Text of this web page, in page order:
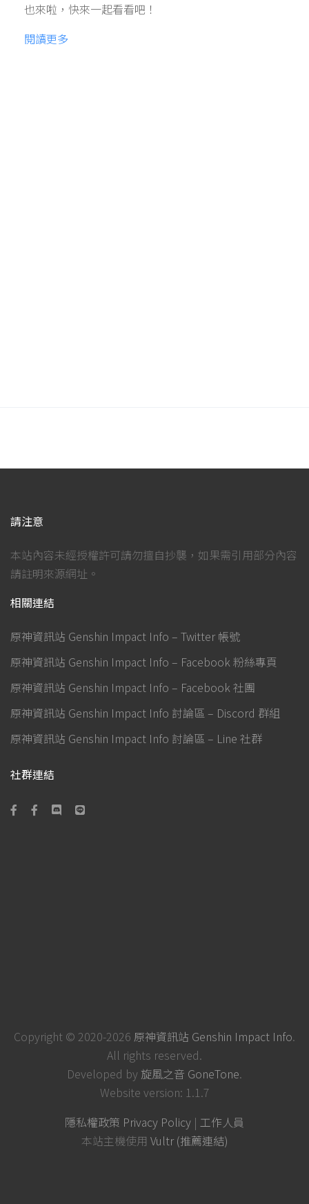
也來啦，快來一起看看吧！
閱讀更多
請注意
本站內容未經授權許可請勿擅自抄襲，如果需引用部分內容
請註明來源網址。
相關連結
原神資訊站 Genshin Impact Info – Twitter 帳號
原神資訊站 Genshin Impact Info – Facebook 粉絲專頁
原神資訊站 Genshin Impact Info – Facebook 社團
原神資訊站 Genshin Impact Info 討論區 – Discord 群組
原神資訊站 Genshin Impact Info 討論區 – Line 社群
社群連結
Copyright © 2020-2026 原神資訊站 Genshin Impact Info.
All rights reserved.
Developed by 旋風之音 GoneTone.
Website version: 1.1.7
隱私權政策 Privacy Policy | 工作人員
本站主機使用 Vultr (推薦連結)